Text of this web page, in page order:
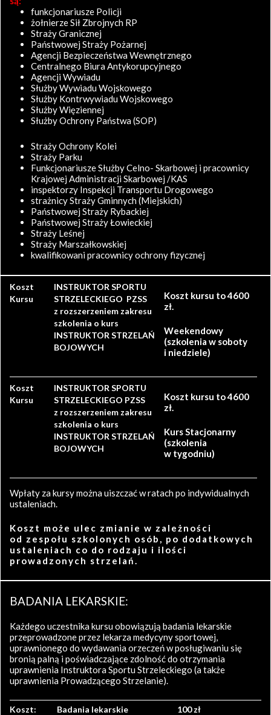
funkcjonariusze Policji
żołnierze Sił Zbrojnych RP
Straży Granicznej
Państwowej Straży Pożarnej
Agencji Bezpieczeństwa Wewnętrznego
Centralnego Biura Antykorupcyjnego
Agencji Wywiadu
Służby Wywiadu Wojskowego
Służby Kontrwywiadu Wojskowego
Służby Więziennej
Służby Ochrony Państwa (SOP)
Straży Ochrony Kolei
Straży Parku
Funkcjonariusze Służby Celno- Skarbowej i pracownicy
Krajowej Administracji Skarbowej /KAS
inspektorzy Inspekcji Transportu Drogowego
strażnicy Straży Gminnych (Miejskich)
Państwowej Straży Rybackiej
Państwowej Straży Łowieckiej
Straży Leśnej
Straży Marszałkowskiej
kwalifikowani pracownicy ochrony fizycznej
Koszt
Kursu
INSTRUKTOR SPORTU
STRZELECKIEGO PZSS
z rozszerzeniem zakresu
szkolenia o kurs
INSTRUKTOR STRZELAŃ
BOJOWYCH
Koszt kursu to 4600
zł.
Weekendowy
(szkolenia w soboty
i niedziele)
Koszt
Kursu
INSTRUKTOR SPORTU
STRZELECKIEGO PZSS
z rozszerzeniem zakresu
szkolenia o kurs
INSTRUKTOR STRZELAŃ
BOJOWYCH
Koszt kursu to 4600
zł.
Kurs Stacjonarny
(szkolenia
w tygodniu)
Wpłaty za kursy można uiszczać w ratach po indywidualnych
ustaleniach.
Koszt może ulec zmianie w zależności
od zespołu szkolonych osób, po dodatkowych
ustaleniach co do rodzaju i ilości
prowadzonych strzelań.
BADANIA LEKARSKIE:
Każdego uczestnika kursu obowiązują badania lekarskie
przeprowadzone przez lekarza medycyny sportowej,
uprawnionego do wydawania orzeczeń w posługiwaniu się
bronią palną i poświadczające zdolność do otrzymania
uprawnienia Instruktora Sportu Strzeleckiego (a także
uprawnienia Prowadzącego Strzelanie).
Koszt:
Badania lekarskie
100 zł